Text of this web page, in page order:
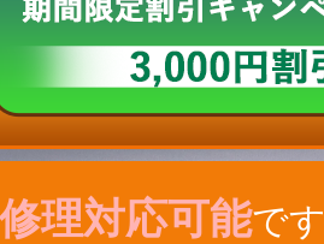
理対応可能です